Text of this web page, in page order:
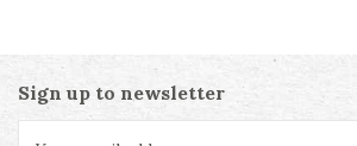
Sign up to newsletter